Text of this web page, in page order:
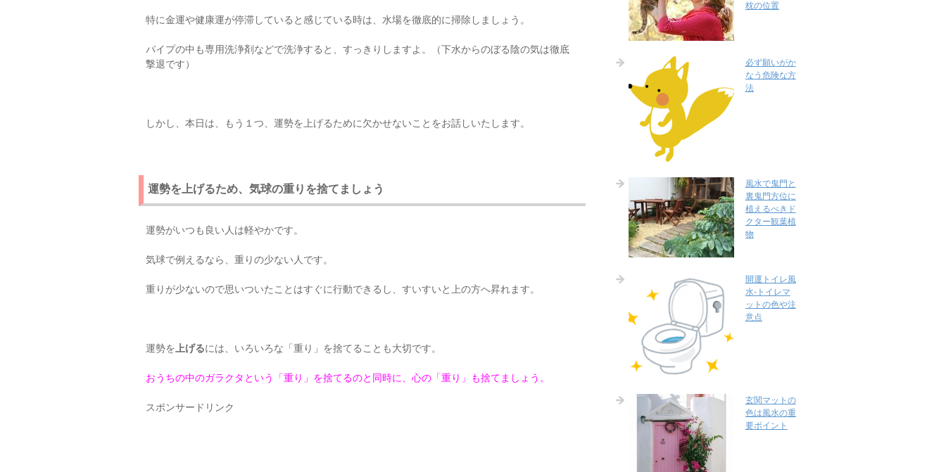
特に金運や健康運が停滞していると感じている時は、水場を徹底的に掃除しましょう。
パイプの中も専用洗浄剤などで洗浄すると、すっきりしますよ。（下水からのぼる陰の気は徹底
撃退です）
しかし、本日は、もう１つ、運勢を上げるために欠かせないことをお話しいたします。
運勢を上げるため、気球の重りを捨てましょう
運勢がいつも良い人は軽やかです。
気球で例えるなら、重りの少ない人です。
重りが少ないので思いついたことはすぐに行動できるし、すいすいと上の方へ昇れます。
運勢を 上げるには、いろいろな「重り」を捨てることも大切です。
おうちの中のガラクタという「重り」を捨てるのと同時に、心の「重り」も捨てましょう。
スポンサードリンク
枕の位置
必ず願いがか
なう危険な方
法
風水で鬼門と
裏鬼門方位に
植えるべきド
クター観葉植
物
開運トイレ風
水-トイレマ
ットの色や注
意点
玄関マットの
色は風水の重
要ポイント